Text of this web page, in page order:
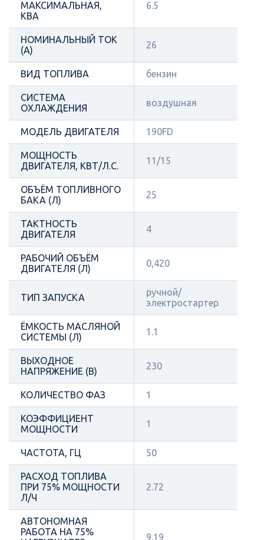
МАКСИМАЛЬНАЯ,
КВА
6.5
НОМИНАЛЬНЫЙ ТОК
(А)
26
ВИД ТОПЛИВА бензин
СИСТЕМА
ОХЛАЖДЕНИЯ
воздушная
МОДЕЛЬ ДВИГАТЕЛЯ 190FD
МОЩНОСТЬ
ДВИГАТЕЛЯ, КВТ/Л.С.
11/15
ОБЪЁМ ТОПЛИВНОГО
БАКА (Л)
25
ТАКТНОСТЬ
ДВИГАТЕЛЯ
4
РАБОЧИЙ ОБЪЁМ
ДВИГАТЕЛЯ (Л)
0,420
ТИП ЗАПУСКА
ручной/
электростартер
ЁМКОСТЬ МАСЛЯНОЙ
СИСТЕМЫ (Л)
1.1
ВЫХОДНОЕ
НАПРЯЖЕНИЕ (В)
230
КОЛИЧЕСТВО ФАЗ 1
КОЭФФИЦИЕНТ
МОЩНОСТИ
1
ЧАСТОТА, ГЦ 50
РАСХОД ТОПЛИВА
ПРИ 75% МОЩНОСТИ
Л/Ч
2.72
АВТОНОМНАЯ
РАБОТА НА 75%
9.19